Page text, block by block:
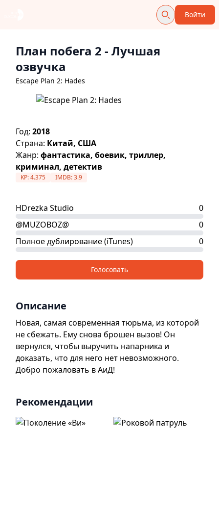
Войти
План побега 2 - Лучшая
озвучка
Escape Plan 2: Hades
Год: 2018
Страна: Китай, США
Жанр: фантастика, боевик, триллер,
криминал, детектив
KP:4.375 IMDB:3.9
HDrezka Studio
0
@MUZOBOZ@
0
Полное дублирование (iTunes)
0
Голосовать
Описание
Новая, самая современная тюрьма, из которой
не сбежать. Ему снова брошен вызов! Он
вернулся, чтобы выручить напарника и
доказать, что для него нет невозможного.
Добро пожаловать в АиД!
Рекомендации